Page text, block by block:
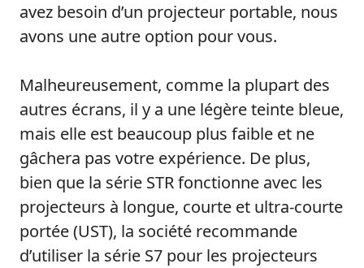
avez besoin d’un projecteur portable, nous
avons une autre option pour vous.
Malheureusement, comme la plupart des
autres écrans, il y a une légère teinte bleue,
mais elle est beaucoup plus faible et ne
gâchera pas votre expérience. De plus,
bien que la série STR fonctionne avec les
projecteurs à longue, courte et ultra-courte
portée (UST), la société recommande
d’utiliser la série S7 pour les projecteurs